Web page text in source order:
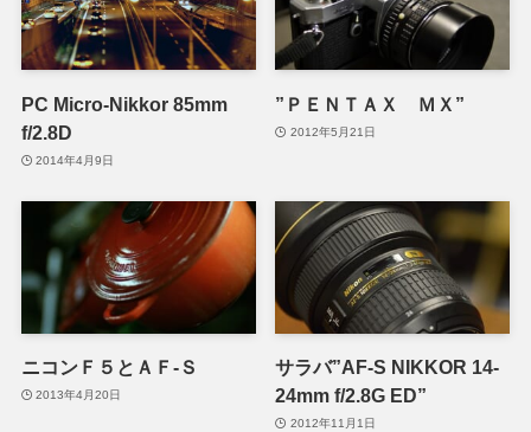
PC Micro-Nikkor 85mm
f/2.8D
2014年4月9日
”ＰＥＮＴＡＸ ＭＸ”
2012年5月21日
ニコンＦ５とＡＦ-Ｓ
2013年4月20日
サラバ”AF-S NIKKOR 14-
24mm f/2.8G ED”
2012年11月1日